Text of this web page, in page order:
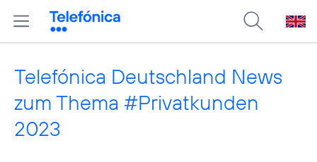
Telefónica Deutschland News
zum Thema #Privatkunden
2023